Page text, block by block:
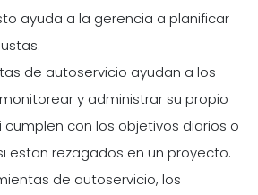
ayuda a la gerencia a planificar
de autoservicio ayudan a los
y administrar su propio
con los objetivos diarios o
estan rezagados en un proyecto.
de autoservicio, los